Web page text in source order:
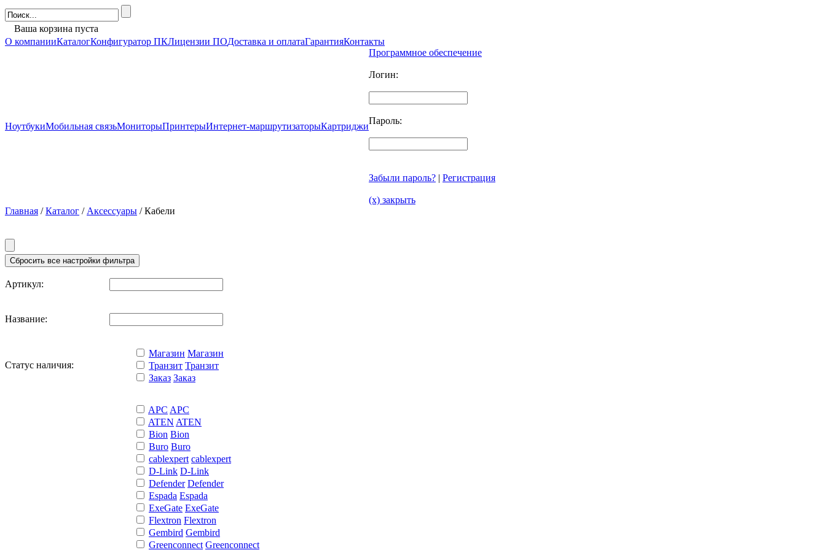
Ваша корзина пуста
О компанииКаталогКонфигуратор ПКЛицензии ПОДоставка и оплатаГарантияКонтакты
НоутбукиМобильная связьМониторыПринтерыИнтернет-маршрутизаторыКартриджи
Программное обеспечение
Логин:
Пароль:
Забыли пароль? | Регистрация
(x) закрыть
Главная /Каталог / Аксессуары / Кабели
Артикул:
Название:
Статус наличия:
Магазин Магазин
Транзит Транзит
Заказ Заказ
APC APC
ATEN ATEN
Bion Bion
Buro Buro
cablexpert cablexpert
D-Link D-Link
Defender Defender
Espada Espada
ExeGate ExeGate
Flextron Flextron
Gembird Gembird
Greenconnect Greenconnect